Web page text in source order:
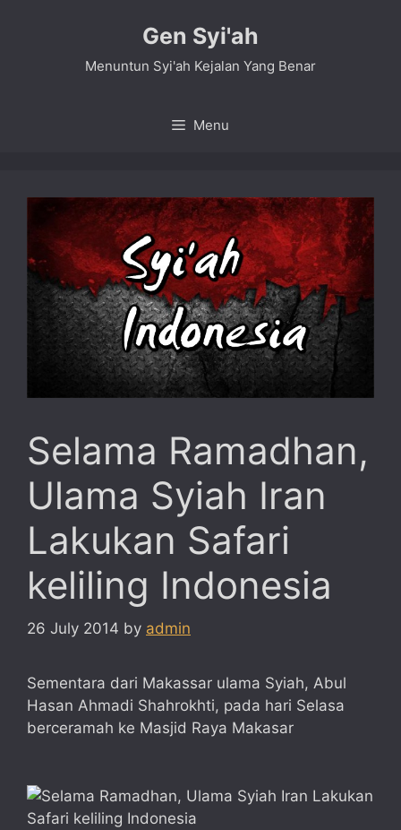
Gen Syi'ah
Menuntun Syi'ah Kejalan Yang Benar
Menu
Selama Ramadhan,
Ulama Syiah Iran
Lakukan Safari
keliling Indonesia
26 July 2014 by admin
Sementara dari Makassar ulama Syiah, Abul
Hasan Ahmadi Shahrokhti, pada hari Selasa
berceramah ke Masjid Raya Makasar